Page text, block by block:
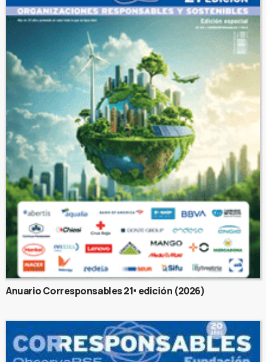
Anuario Corresponsables 21ª edición (2026)